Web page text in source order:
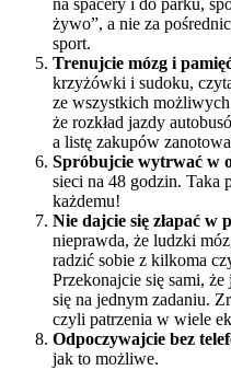
na spacery i do parku,
żywo”, a nie za
sport.
Trenujcie mózg i
krzyżówki i sudoku,
ze wszystkich
że rozkład jazdy
a listę zakupów
Spróbujcie wytrwać w
sieci na 48 godzin. Taka
każdemu!
Nie dajcie się złapać w
nieprawda, że ludzki
radzić sobie z kilkoma
Przekonajcie się sami,
się na jednym zadaniu.
czyli patrzenia w wiele
Odpoczywajcie bez
jak to możliwe.